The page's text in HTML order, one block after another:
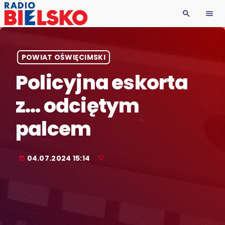
search menu
POWIAT OŚWIĘCIMSKI
Policyjna eskorta
z… odciętym
palcem
today 04.07.2024 15:14